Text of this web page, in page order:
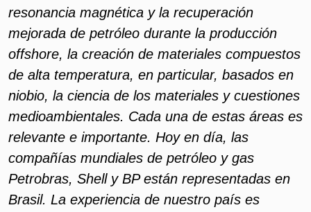
resonancia magnética y la recuperación
mejorada de petróleo durante la producción
offshore, la creación de materiales compuestos
de alta temperatura, en particular, basados ​​en
niobio, la ciencia de los materiales y cuestiones
medioambientales. Cada una de estas áreas es
relevante e importante. Hoy en día, las
compañías mundiales de petróleo y gas
Petrobras, Shell y BP están representadas en
Brasil. La experiencia de nuestro país es